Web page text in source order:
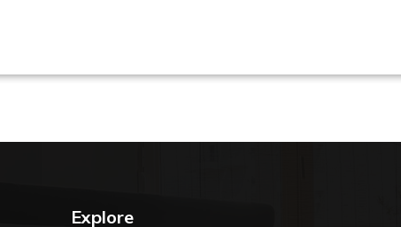
Explore